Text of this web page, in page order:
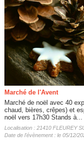
Marché de l'Avent
Marché de noël avec 40
chaud, bières, crêpes) et
noël vers 17h30 Stands à...
Localisation : 21410 FLEUREY
Date de l'évènement : le 05/12/